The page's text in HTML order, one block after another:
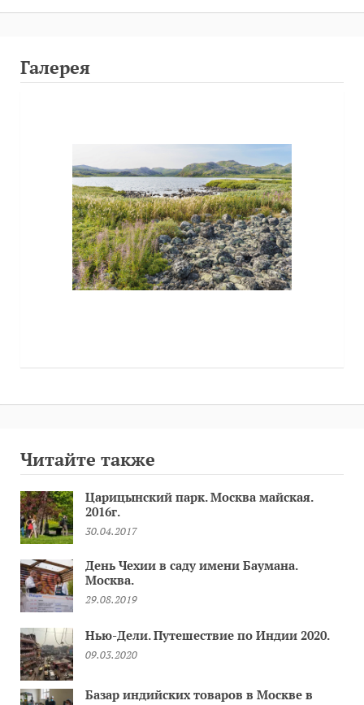
Галерея
Читайте также
Царицынский парк. Москва майская.
2016г.
30.04.2017
День Чехии в саду имени Баумана.
Москва.
29.08.2019
Нью-Дели. Путешествие по Индии 2020.
09.03.2020
Базар индийских товаров в Москве в